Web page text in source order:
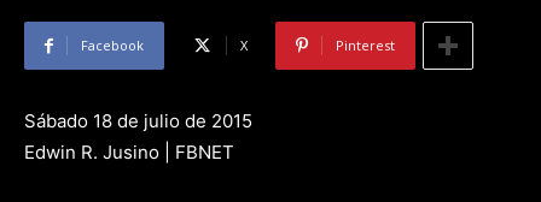
Facebook X Pinterest
Sábado 18 de julio de 2015
Edwin R. Jusino | FBNET